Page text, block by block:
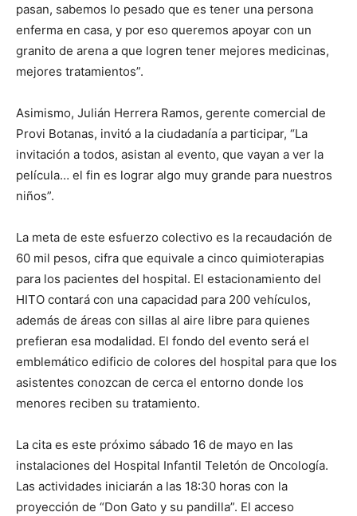
pasan, sabemos lo pesado que es tener una persona
enferma en casa, y por eso queremos apoyar con un
granito de arena a que logren tener mejores medicinas,
mejores tratamientos”.
Asimismo, Julián Herrera Ramos, gerente comercial de
Provi Botanas, invitó a la ciudadanía a participar, “La
invitación a todos, asistan al evento, que vayan a ver la
película… el fin es lograr algo muy grande para nuestros
niños”.
La meta de este esfuerzo colectivo es la recaudación de
60 mil pesos, cifra que equivale a cinco quimioterapias
para los pacientes del hospital. El estacionamiento del
HITO contará con una capacidad para 200 vehículos,
además de áreas con sillas al aire libre para quienes
prefieran esa modalidad. El fondo del evento será el
emblemático edificio de colores del hospital para que los
asistentes conozcan de cerca el entorno donde los
menores reciben su tratamiento.
La cita es este próximo sábado 16 de mayo en las
instalaciones del Hospital Infantil Teletón de Oncología.
Las actividades iniciarán a las 18:30 horas con la
proyección de “Don Gato y su pandilla”. El acceso